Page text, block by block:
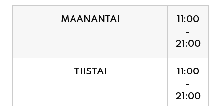
21:00
11:00
-
21:00
11:00
-